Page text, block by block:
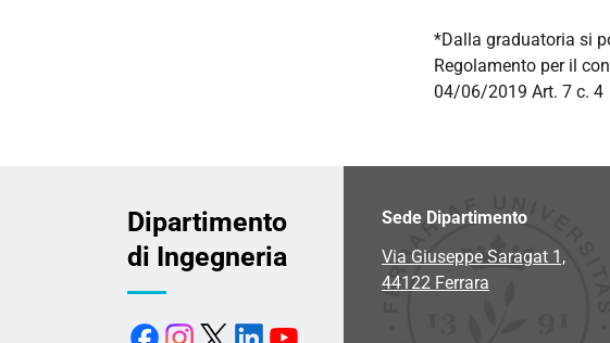
*Dalla graduatoria si
Regolamento per il
04/06/2019 Art. 7 c. 4
Dipartimento
di Ingegneria
Sede Dipartimento
Via Giuseppe Saragat 1,
44122 Ferrara